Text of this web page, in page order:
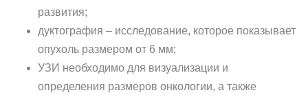
развития;
дуктография – исследование, которое показывает
опухоль размером от 6 мм;
УЗИ необходимо для визуализации и
определения размеров онкологии, а также